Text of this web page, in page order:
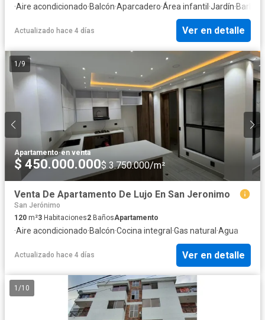
·Aire acondicionado·Balcón·Aparcadero·Área infantil ·Jardín·
Actualizado hace 4 días Ver en detalle
1 /9
Apartamento·en venta
$ 450.000.000$ 3.750.000/m²
Venta De Apartamento De Lujo En San Jeronimo
San Jerónimo
120 m²3 Habitaciones2 BañosApartamento
·Aire acondicionado·Balcón·Cocina integral ·Gas natural ·Agua
Actualizado hace 4 días Ver en detalle
1 /10